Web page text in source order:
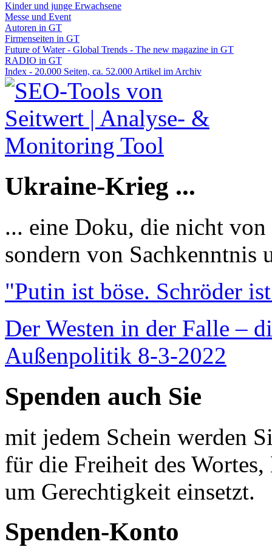
Kinder und junge Erwachsene
Messe und Event
Autoren in GT
Firmenseiten in GT
Future of Water - Global Trends - The new magazine in GT
RADIO in GT
Index - 20.000 Seiten, ca. 52.000 Artikel im Archiv
Ukraine-Krieg ...
... eine Doku, die nicht
sondern von Sachkenntnis
"Putin ist böse. Schröder
Der Westen in der Falle –
Außenpolitik 8-3-2022
Spenden auch Sie
mit jedem Schein werden
für die Freiheit des
um Gerechtigkeit einsetzt.
Spenden-Konto